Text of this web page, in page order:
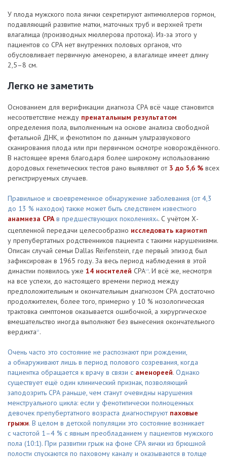
У плода мужского пола яички секретируют антимюллеров гормон,
подавляющий развитие матки, маточных труб и верхней трети
влагалища (производных мюллерова протока). Из-за этого у
пациентов со СРА нет внутренних половых органов, что
обусловливает первичную аменорею, а влагалище имеет длину
2,5–8 см.
Легко не заметить
Основанием для верификации диагноза СРА всё чаще становится
несоответствие между пренатальным результатом
определения пола, выполненным на основе анализа свободной
фетальной ДНК, и фенотипом по данным ультразвукового
сканирования плода или при первичном осмотре новорождённого.
В настоящее время благодаря более широкому использованию
дородовых генетических тестов рано выявляют от 3 до 5,6 % всех
регистрируемых случаев.
Правильное и своевременное обнаружение заболевания (от 4,3
до 13 % находок) также может быть следствием известного
анамнеза СРАв предшествующих поколениях4. С учётом Х-
сцепленной передачи целесообразно исследовать кариотип
у препубертатных родственников пациента с такими нарушениями.
Описан случай семьи Dallas Reifenstein, где первый эпизод был
зафиксирован в 1965 году. За весь период наблюдения в этой
династии появилось уже 14 носителей СРА14. И всё же, несмотря
на все успехи, до настоящего времени период между
предположительным и окончательным диагнозом СРА достаточно
продолжителен, более того, примерно у 10 % нозологическая
трактовка симптомов оказывается ошибочной, а хирургическое
вмешательство иногда выполняют без вынесения окончательного
вердикта15 .
Очень часто это состояние не распознают при рождении,
а обнаруживают лишь в период полового созревания, когда
пациентка обращается к врачу в связи с аменореей. Однако
существует ещё один клинический признак, позволяющий
заподозрить СРА раньше, чем станут очевидны нарушения
менструального цикла: если у фенотипически полноценных
девочек препубертатного возраста диагностируют паховые
грыжи. В целом в детской популяции это состояние возникает
с частотой 1–4 % с явным преобладанием у пациентов мужского
пола (10:1). При развитии грыж на фоне СРА яички из брюшной
полости спускаются по паховому каналу и оказываются в толще